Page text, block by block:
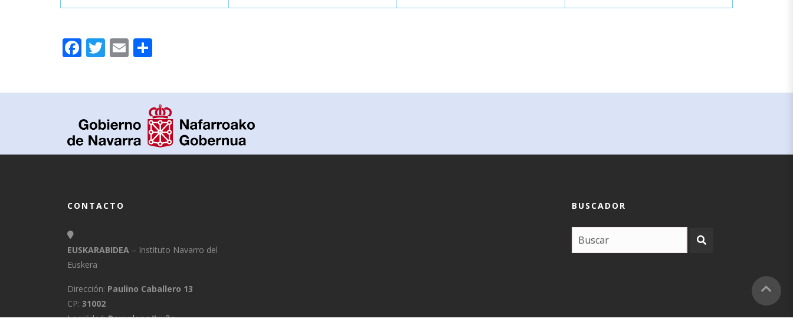
Facebook
Twitter
Email
CONTACTO
EUSKARABIDEA – Instituto Navarro del
Euskera
Dirección: Paulino Caballero 13
CP: 31002
Localidad:Pamplona/Iruña
BUSCADOR